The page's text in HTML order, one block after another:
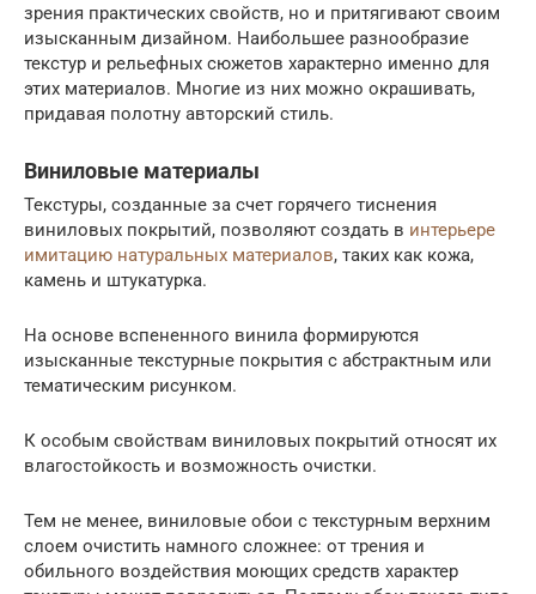
зрения практических свойств, но и притягивают своим
изысканным дизайном. Наибольшее разнообразие
текстур и рельефных сюжетов характерно именно для
этих материалов. Многие из них можно окрашивать,
придавая полотну авторский стиль.
Виниловые материалы
Текстуры, созданные за счет горячего тиснения
виниловых покрытий, позволяют создать в интерьере
имитацию натуральных материалов, таких как кожа,
камень и штукатурка.
На основе вспененного винила формируются
изысканные текстурные покрытия с абстрактным или
тематическим рисунком.
К особым свойствам виниловых покрытий относят их
влагостойкость и возможность очистки.
Тем не менее, виниловые обои с текстурным верхним
слоем очистить намного сложнее: от трения и
обильного воздействия моющих средств характер